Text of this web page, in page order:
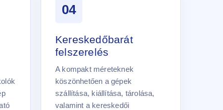
04
Kereskedőbarát
felszerelés
A kompakt méreteknek
köszönhetően a gépek
szállítása, kiállítása, tárolása,
valamint a kereskedői